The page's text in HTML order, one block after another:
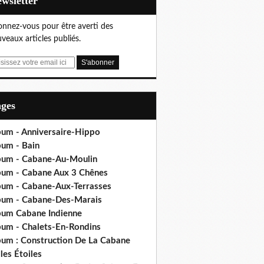
vous pour être averti des
articles publiés.
- Anniversaire-Hippo
- Bain
- Cabane-Au-Moulin
- Cabane Aux 3 Chênes
- Cabane-Aux-Terrasses
- Cabane-Des-Marais
Cabane Indienne
- Chalets-En-Rondins
: Construction De La Cabane
Étoiles